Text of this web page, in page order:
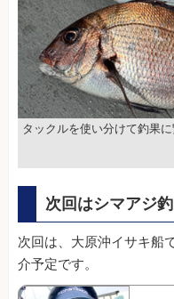
タックルを使い分けて釣果に
次回はシマアジ
次回は、大原沖イサキ船
介予定です。